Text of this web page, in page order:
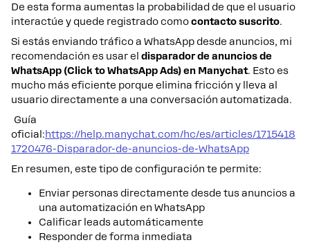
De esta forma aumentas la probabilidad de que el usuario
interactúe y quede registrado comocontacto suscrito.
Si estás enviando tráfico a WhatsApp desde anuncios, mi
recomendación es usar el disparador de anuncios de
WhatsApp (Click to WhatsApp Ads) en Manychat. Esto es
mucho más eficiente porque elimina fricción y lleva al
usuario directamente a una conversación automatizada.
Guía
oficial:https://help.manychat.com/hc/es/articles/1715418
1720476-Disparador-de-anuncios-de-WhatsApp
En resumen, este tipo de configuración te permite:
Enviar personas directamente desde tus anuncios a
una automatización en WhatsApp
Calificar leads automáticamente
Responder de forma inmediata